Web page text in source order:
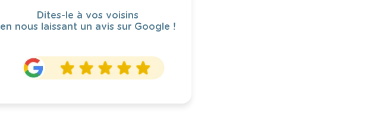
Dites-le à vos voisins
en nous laissant un avis sur Google !